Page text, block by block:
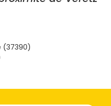
quel
dès maintenant les
dans le neuf, et fais le